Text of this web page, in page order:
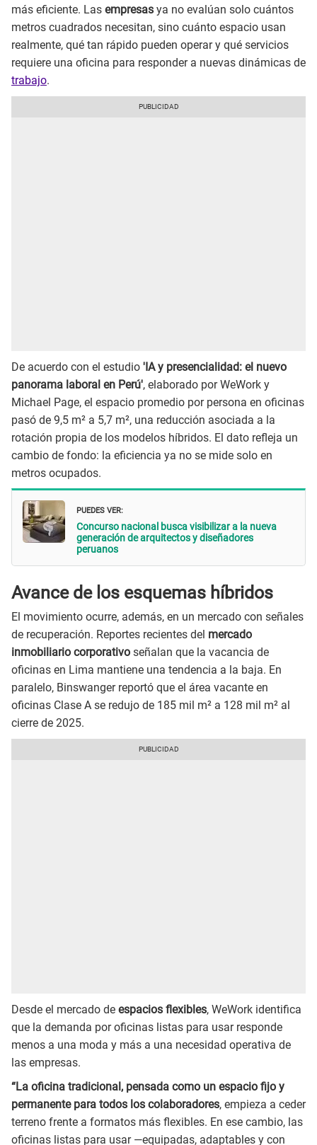
más eficiente. Las empresas ya no evalúan solo cuántos
metros cuadrados necesitan, sino cuánto espacio usan
realmente, qué tan rápido pueden operar y qué servicios
requiere una oficina para responder a nuevas dinámicas de
trabajo.
De acuerdo con el estudio 'IA y presencialidad: el nuevo
panorama laboral en Perú', elaborado por WeWork y
Michael Page, el espacio promedio por persona en oficinas
pasó de 9,5 m² a 5,7 m², una reducción asociada a la
rotación propia de los modelos híbridos. El dato refleja un
cambio de fondo: la eficiencia ya no se mide solo en
metros ocupados.
PUEDES VER:
Concurso nacional busca visibilizar a la nueva
generación de arquitectos y diseñadores
peruanos
Avance de los esquemas híbridos
El movimiento ocurre, además, en un mercado con señales
de recuperación. Reportes recientes del mercado
inmobiliario corporativo señalan que la vacancia de
oficinas en Lima mantiene una tendencia a la baja. En
paralelo, Binswanger reportó que el área vacante en
oficinas Clase A se redujo de 185 mil m² a 128 mil m² al
cierre de 2025.
Desde el mercado de espacios flexibles, WeWork identifica
que la demanda por oficinas listas para usar responde
menos a una moda y más a una necesidad operativa de
las empresas.
“La oficina tradicional, pensada como un espacio fijo y
permanente para todos los colaboradores, empieza a ceder
terreno frente a formatos más flexibles. En ese cambio, las
oficinas listas para usar —equipadas, adaptables y con